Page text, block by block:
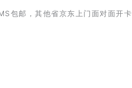
包邮，其他省京东上门面对面开卡